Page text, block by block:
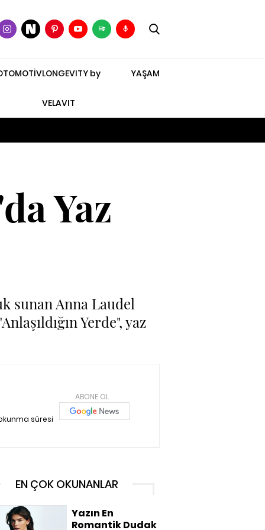
LONGEVITY by
VELAVIT
YAŞAM
Yaz
sunan Anna Laudel
Yerde", yaz
süresi
ABONE OL
EN ÇOK OKUNANLAR
Yazın En
Romantik Dudak